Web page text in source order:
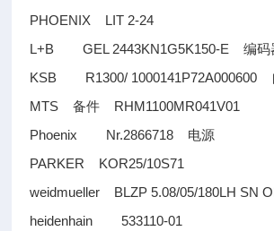
PHOENIX LIT 2-24
L+B GEL 2443KN1G5K150-E编码
KSB R1300/ 1000141P72A000600
MTS备件 RHM1100MR041V01
Phoenix Nr.2866718 电源
PARKER KOR25/10S71
weidmueller BLZP 5.08/05/180LH SN
heidenhain 533110-01